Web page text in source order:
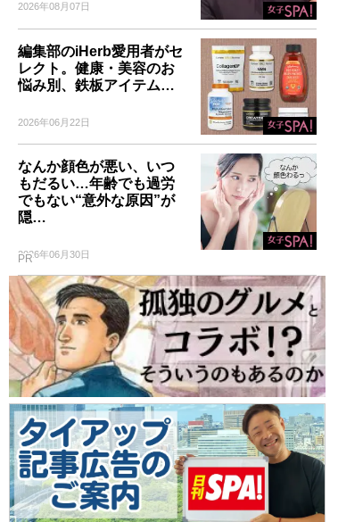
2026年08月07日
編集部のiHerb愛用者がセ
レクト。健康・美容のお
悩み別、鉄板アイテム…
2026年06月22日
なんか顔色が悪い、いつ
もだるい…年齢でも過労
でもない“意外な原因”が
隠…
2026年06月30日
PR